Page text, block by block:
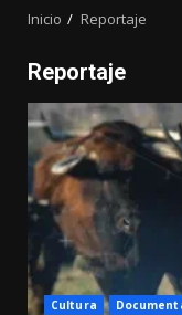
Inicio Reportaje
Reportaje
Cultura